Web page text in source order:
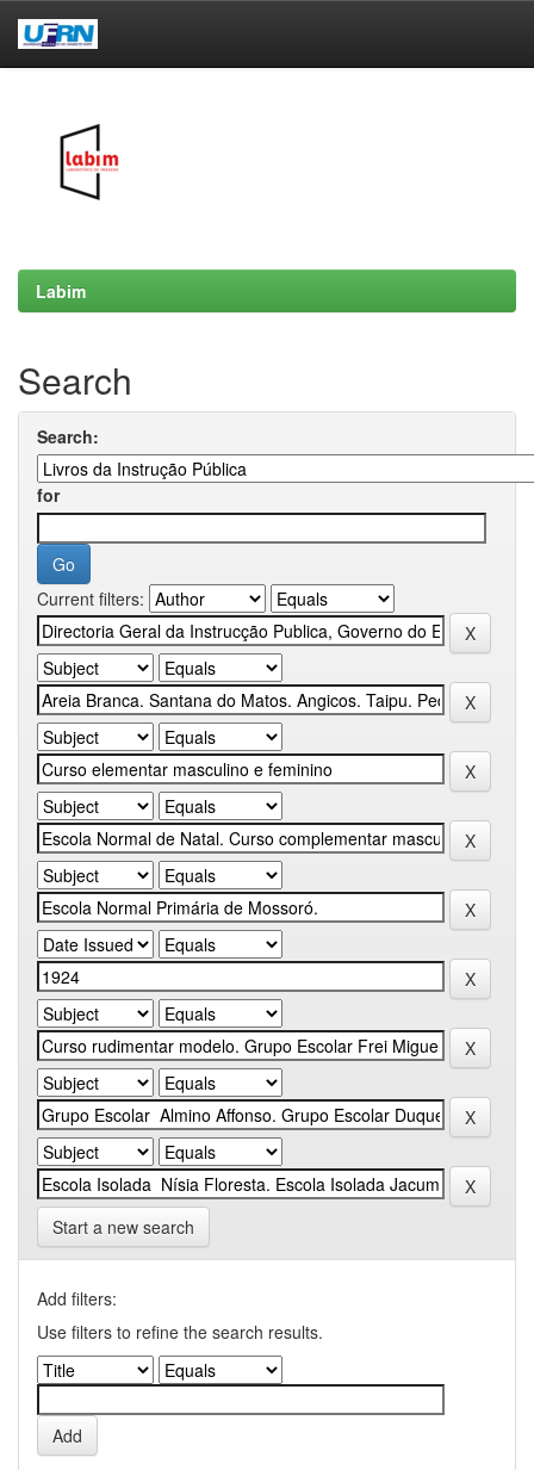
Labim
Search
Search:
for
Current filters:
Start a new search
Add filters:
Use filters to refine the search results.